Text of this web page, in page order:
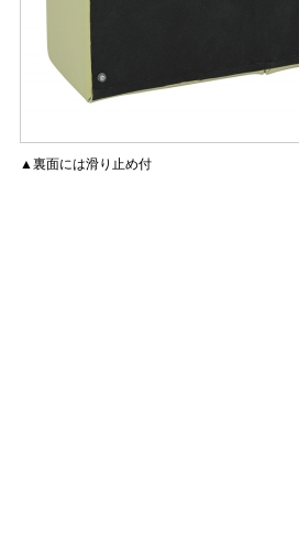
▲裏面には滑り止め付